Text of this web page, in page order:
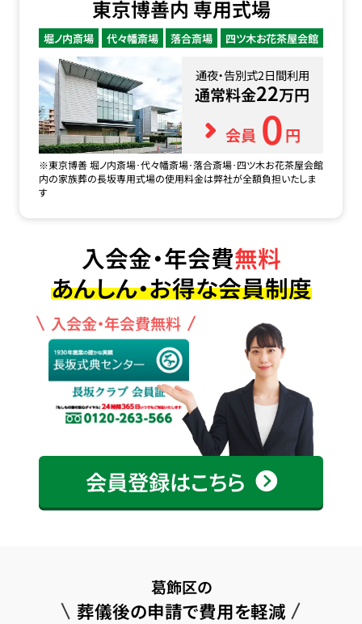
東京博善内 専用式場
堀ノ内斎場 代々幡斎場 落合斎場 四ツ木お花茶屋会館
通夜・告別式2日間利用
通常料金22万円
会員 0円
※東京博善 堀ノ内斎場･代々幡斎場･落合斎場･四ツ木お花茶屋会館
内の家族葬の長坂専用式場の使用料金は弊社が全額負担いたしま
す
入会金・年会費無料
あんしん・お得な会員制度
入会金・年会費無料
会員登録はこちら
葛飾区の
葬儀後の申請で費用を軽減